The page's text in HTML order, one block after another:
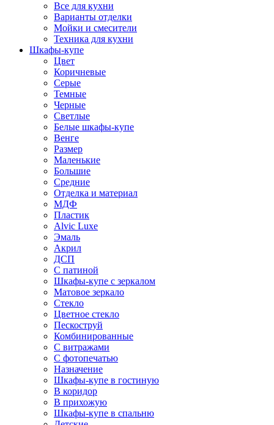
Все для кухни
Варианты отделки
Мойки и смесители
Техника для кухни
Шкафы-купе
Цвет
Коричневые
Серые
Темные
Черные
Светлые
Белые шкафы-купе
Венге
Размер
Маленькие
Большие
Средние
Отделка и материал
МДФ
Пластик
Alvic Luxe
Эмаль
Акрил
ДСП
С патиной
Шкафы-купе с зеркалом
Матовое зеркало
Стекло
Цветное стекло
Пескоструй
Комбинированные
С витражами
С фотопечатью
Назначение
Шкафы-купе в гостиную
В коридор
В прихожую
Шкафы-купе в спальню